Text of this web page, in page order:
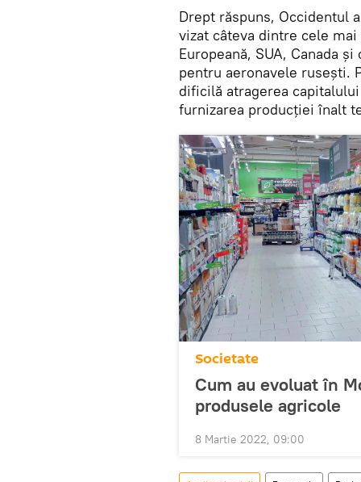
Drept răspuns, Occidentul
vizat câteva dintre cele
Europeană, SUA, Canada
pentru aeronavele rusești.
dificilă atragerea
furnizarea producției înalt
Societate
Cum au evoluat în
produsele agricole
8 Martie 2022, 09:00